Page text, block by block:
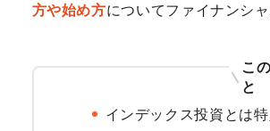
方や始め方についてファイナンシ
こ
と
インデックス投資とは